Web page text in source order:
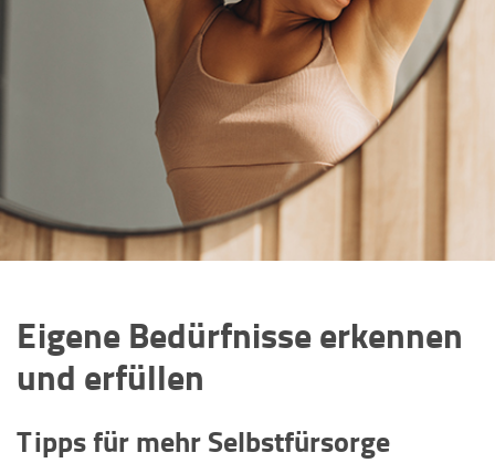
Eigene Bedürfnisse erkennen
und erfüllen
Tipps für mehr Selbstfürsorge